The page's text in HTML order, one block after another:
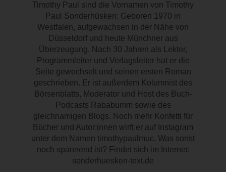
Timothy Paul sind die Vornamen von Timothy
Paul Sonderhüsken: Geboren 1970 in
Westfalen, aufgewachsen in der Nähe von
Düsseldorf und heute Münchner aus
Überzeugung. Nach 30 Jahren als Lektor,
Programmleiter und Verlagsleiter hat er die
Seite gewechselt und seinen ersten Roman
geschrieben. Er ist außerdem Kolumnist des
Börsenblatts, Moderator und Host des Buch-
Podcasts Rababumm sowie des
gleichnamigen Blogs. Noch mehr Konfetti für
Bücher und Autor:innen wirft er auf Instagram
unter dem Namen timothypaulmuc. Was sonst
noch spannend ist? Findet sich im Internet:
sonderhuesken-text.de